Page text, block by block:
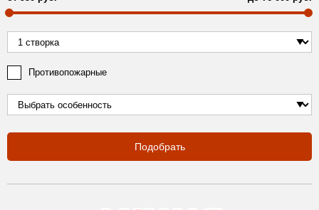
Противопожарные
Подобрать